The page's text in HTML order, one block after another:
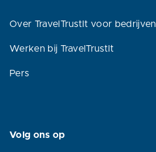
Over TravelTrustIt voor bedrijven
Werken bij TravelTrustIt
Pers
Volg ons op